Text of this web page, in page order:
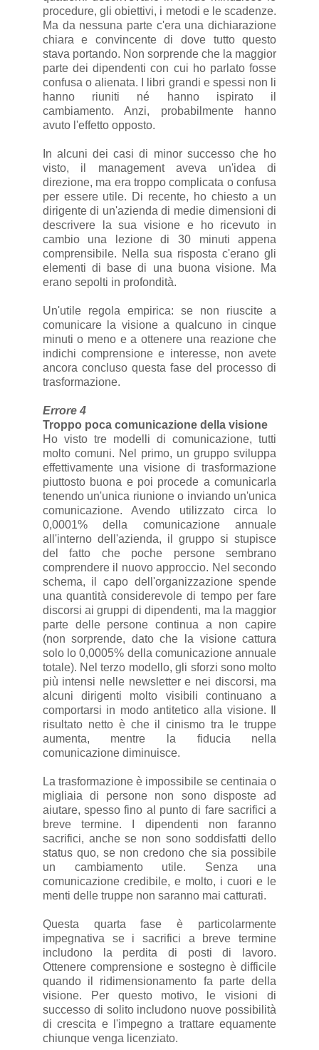
procedure, gli obiettivi, i metodi e le scadenze.
Ma da nessuna parte c'era una dichiarazione
chiara e convincente di dove tutto questo
stava portando. Non sorprende che la maggior
parte dei dipendenti con cui ho parlato fosse
confusa o alienata. I libri grandi e spessi non li
hanno riuniti né hanno ispirato il
cambiamento. Anzi, probabilmente hanno
avuto l'effetto opposto.
In alcuni dei casi di minor successo che ho
visto, il management aveva un'idea di
direzione, ma era troppo complicata o confusa
per essere utile. Di recente, ho chiesto a un
dirigente di un'azienda di medie dimensioni di
descrivere la sua visione e ho ricevuto in
cambio una lezione di 30 minuti appena
comprensibile. Nella sua risposta c'erano gli
elementi di base di una buona visione. Ma
erano sepolti in profondità.
Un'utile regola empirica: se non riuscite a
comunicare la visione a qualcuno in cinque
minuti o meno e a ottenere una reazione che
indichi comprensione e interesse, non avete
ancora concluso questa fase del processo di
trasformazione.
Errore 4
Troppo poca comunicazione della visione
Ho visto tre modelli di comunicazione, tutti
molto comuni. Nel primo, un gruppo sviluppa
effettivamente una visione di trasformazione
piuttosto buona e poi procede a comunicarla
tenendo un'unica riunione o inviando un'unica
comunicazione. Avendo utilizzato circa lo
0,0001% della comunicazione annuale
all'interno dell'azienda, il gruppo si stupisce
del fatto che poche persone sembrano
comprendere il nuovo approccio. Nel secondo
schema, il capo dell'organizzazione spende
una quantità considerevole di tempo per fare
discorsi ai gruppi di dipendenti, ma la maggior
parte delle persone continua a non capire
(non sorprende, dato che la visione cattura
solo lo 0,0005% della comunicazione annuale
totale). Nel terzo modello, gli sforzi sono molto
più intensi nelle newsletter e nei discorsi, ma
alcuni dirigenti molto visibili continuano a
comportarsi in modo antitetico alla visione. Il
risultato netto è che il cinismo tra le truppe
aumenta, mentre la fiducia nella
comunicazione diminuisce.
La trasformazione è impossibile se centinaia o
migliaia di persone non sono disposte ad
aiutare, spesso fino al punto di fare sacrifici a
breve termine. I dipendenti non faranno
sacrifici, anche se non sono soddisfatti dello
status quo, se non credono che sia possibile
un cambiamento utile. Senza una
comunicazione credibile, e molto, i cuori e le
menti delle truppe non saranno mai catturati.
Questa quarta fase è particolarmente
impegnativa se i sacrifici a breve termine
includono la perdita di posti di lavoro.
Ottenere comprensione e sostegno è difficile
quando il ridimensionamento fa parte della
visione. Per questo motivo, le visioni di
successo di solito includono nuove possibilità
di crescita e l'impegno a trattare equamente
chiunque venga licenziato.